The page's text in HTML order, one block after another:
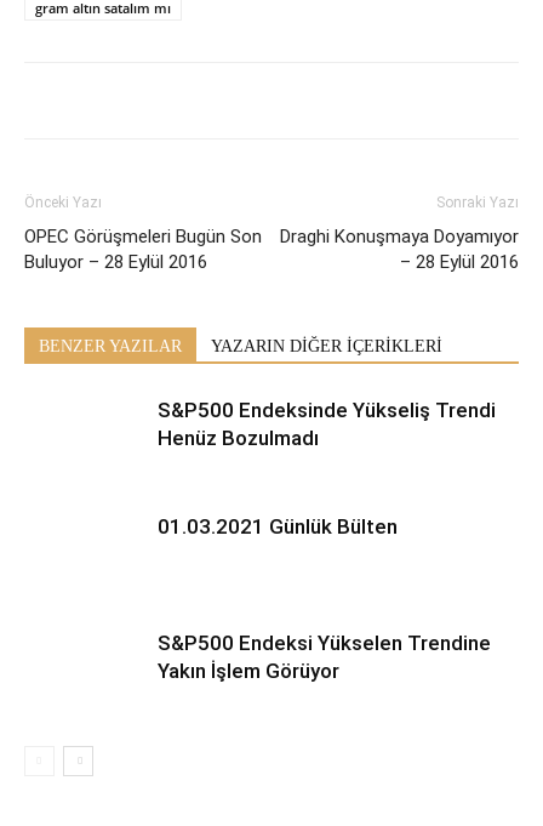
gram altın satalım mı
Önceki Yazı
OPEC Görüşmeleri Bugün Son
Buluyor – 28 Eylül 2016
Sonraki Yazı
Draghi Konuşmaya Doyamıyor
– 28 Eylül 2016
BENZER YAZILAR YAZARIN DİĞER İÇERİKLERİ
S&P500 Endeksinde Yükseliş Trendi
Henüz Bozulmadı
01.03.2021 Günlük Bülten
S&P500 Endeksi Yükselen Trendine
Yakın İşlem Görüyor